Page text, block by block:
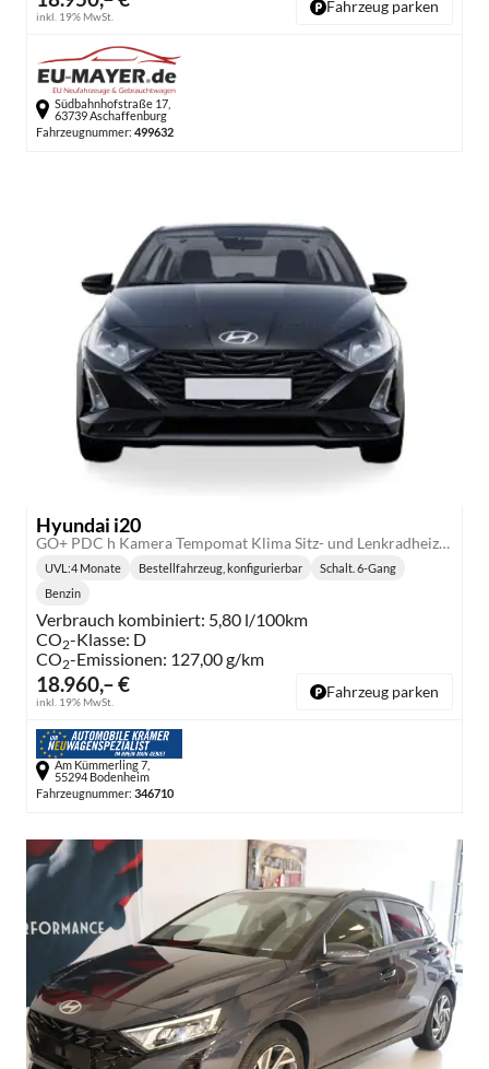
inkl. 19% MwSt.
Fahrzeug parken
Südbahnhofstraße 17,
63739 Aschaffenburg
Fahrzeugnummer: 499632
Hyundai i20
GO+ PDC h Kamera Tempomat Klima Sitz- und Lenkradheizung Scheibenbremsen v+h
18.960,– €
inkl. 19% MwSt.
Lieferzeit:
UVL :4 Monate Bestellfahrzeug, konfigurierbar
Getriebe:
Schalt. 6-Gang
Kraftstoff:
Benzin
Verbrauch kombiniert: 5,80 l/100km
CO2-Klasse: D
CO2-Emissionen: 127,00 g/km
Fahrzeug parken
Am Kümmerling 7,
55294 Bodenheim
Fahrzeugnummer: 346710